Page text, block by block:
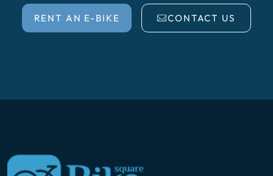
RENT AN E-BIKE CONTACT US